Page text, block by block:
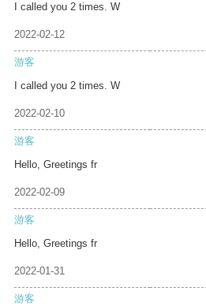
I called you 2 times. W
2022-02-12
游客
I called you 2 times. W
2022-02-10
游客
Hello, Greetings fr
2022-02-09
游客
Hello, Greetings fr
2022-01-31
游客